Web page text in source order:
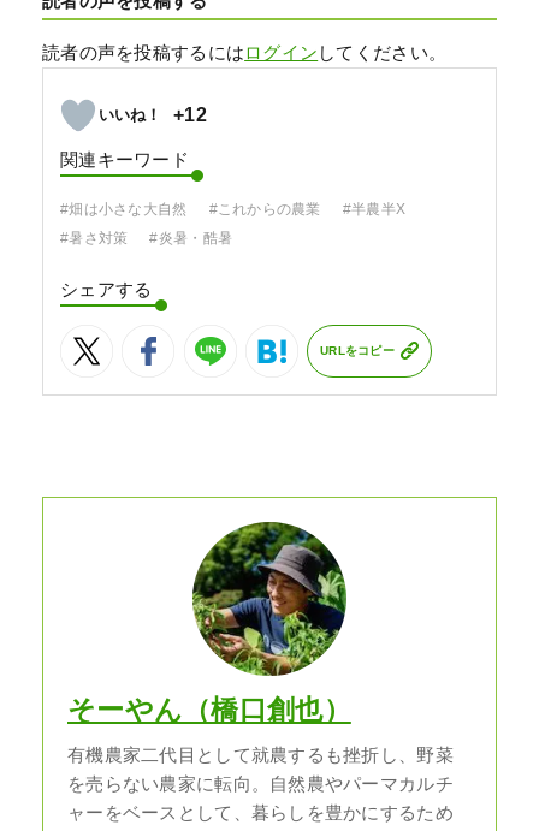
読者の声を投稿するにはログイン してください。
+12
関連キーワード
#畑は小さな大自然 #これからの農業
#半農半X
#暑さ対策
#炎暑・酷暑
シェアする
URLをコピー
そーやん（橋口創也）
有機農家二代目として就農するも挫折し、野菜
を売らない農家に転向。自然農やパーマカルチ
ャーをベースとして、暮らしを豊かにするため